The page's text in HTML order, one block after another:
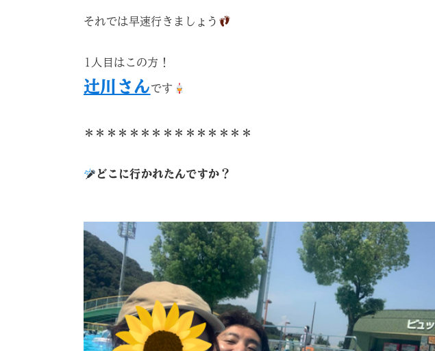
それでは早速行きましょう
1人目はこの方！
辻川さんです
＊＊＊＊＊＊＊＊＊＊＊＊＊＊＊
どこに行かれたんですか？